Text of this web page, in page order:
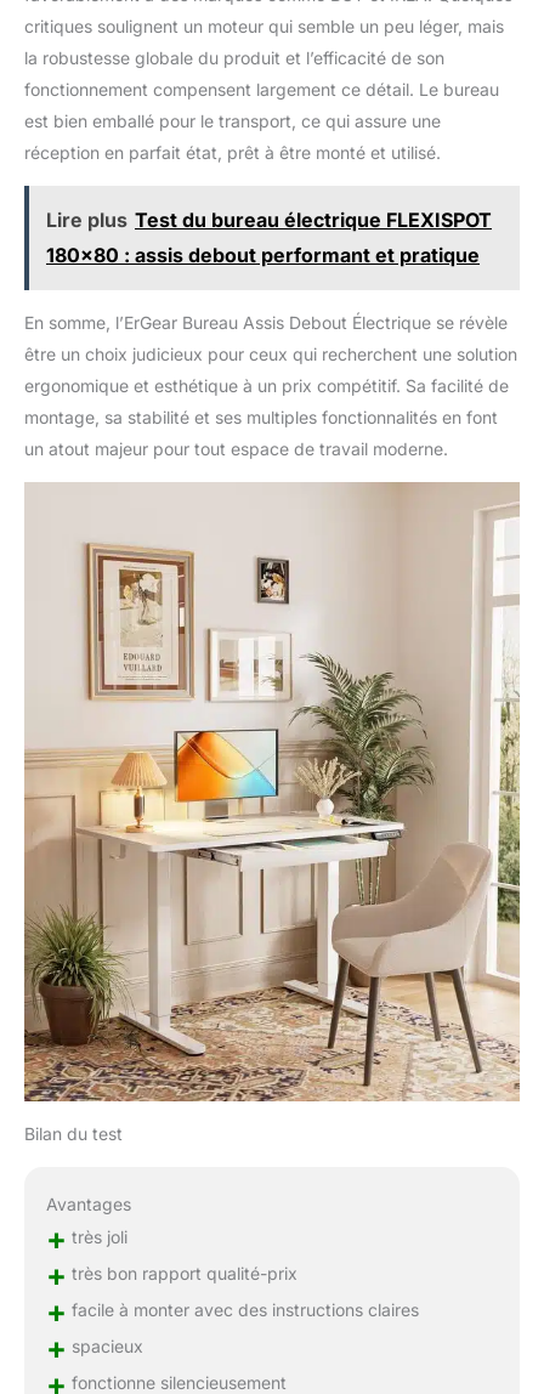
intelligent. Réglez
du bureau debout
électrique en un seul
geste et utilisez 4
préréglages de mémoire
assises et debout
préférées. Que vous
le changement entre les
postures n'a jamais été
aussi facile avec ce
bureau électrique
ergonomique réglable en
hauteur. 【Montage
rapide et facile】Gagnez
configuration simplifié.
Des instructions claires
facilitent le montage de
votre bureau blanc, ce
qui vous permet de
travailler de manière
productive en un rien de
temps. Deux passe-
câbles maintiennent les
câbles bien rangés et un
crochet latéral pratique
peut accueillir des
écouteurs ou des
poches pour garantir que
ce bureau debout avec
espace de rangement
garde votre espace de
travail fonctionnel et bien
rangé.
critiques soulignent un moteur qui semble un peu léger, mais
la robustesse globale du produit et l’efficacité de son
fonctionnement compensent largement ce détail. Le bureau
est bien emballé pour le transport, ce qui assure une
réception en parfait état, prêt à être monté et utilisé.
Lire plus Test du bureau électrique FLEXISPOT
180x80 : assis debout performant et pratique
En somme, l’ErGear Bureau Assis Debout Électrique se révèle
être un choix judicieux pour ceux qui recherchent une solution
ergonomique et esthétique à un prix compétitif. Sa facilité de
montage, sa stabilité et ses multiples fonctionnalités en font
un atout majeur pour tout espace de travail moderne.
Bilan du test
Avantages
+ très joli
+ très bon rapport qualité-prix
+ facile à monter avec des instructions claires
+ spacieux
+ fonctionne silencieusement